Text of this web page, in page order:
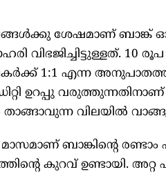
ശേഷമാണ് ബാങ്ക്
വിഭജിച്ചിട്ടുള്ളത്. 10
1:1 എന്ന
ഉറപ്പു
വിലയിൽ
ബാങ്കിന്റെ
കുറവ് ഉണ്ടായി. അറ്റ